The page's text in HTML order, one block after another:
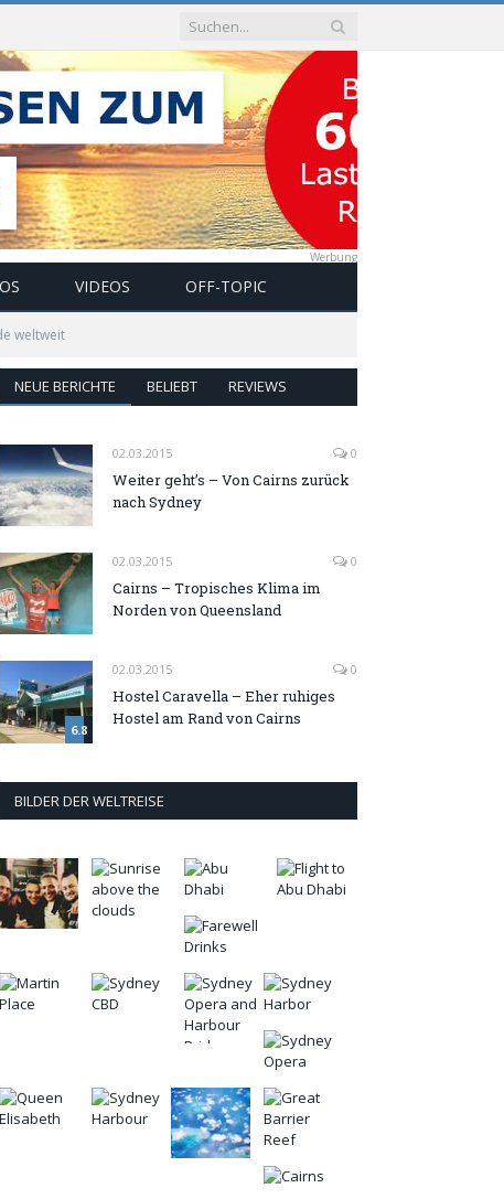
Werbung
VIDEOS OFF-TOPIC
weltweit
NEUE BERICHTE BELIEBT REVIEWS
02.03.2015 0
Weiter geht’s – Von Cairns zurück
nach Sydney
02.03.2015 0
Cairns – Tropisches Klima im
Norden von Queensland
6.8
02.03.2015 0
Hostel Caravella – Eher ruhiges
Hostel am Rand von Cairns
BILDER DER WELTREISE